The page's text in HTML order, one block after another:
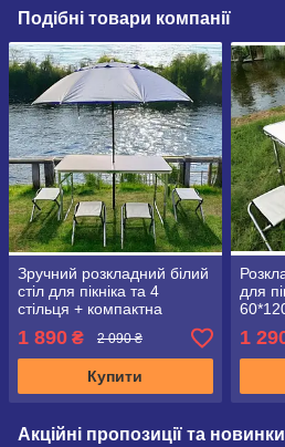
Подібні товари компанії
Зручний розкладний білий
стіл для пікніка та 4
стільця + компактна
парасолька 1,6 м у
подарунок
1 890 ₴ 2 090 ₴
Купити
для
1
Акційні пропозиції та новинки